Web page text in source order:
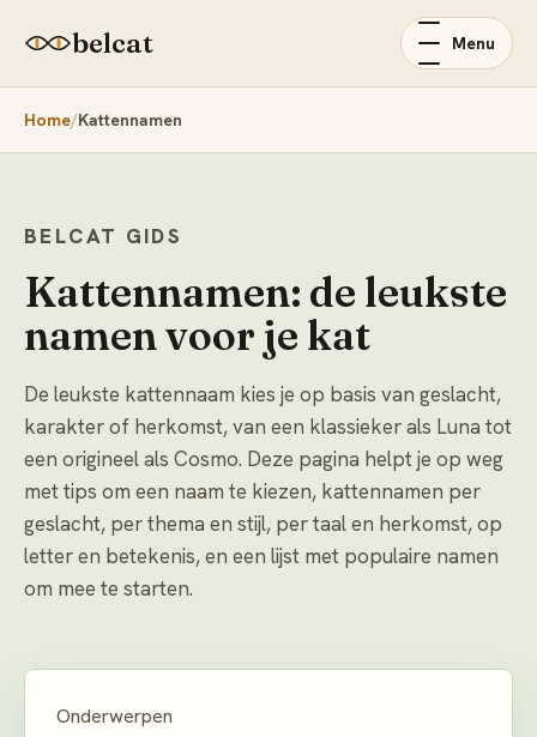
belcat Menu
Home Kattennamen
BELCAT GIDS
Kattennamen: de leukste
namen voor je kat
De leukste kattennaam kies je op basis van geslacht,
karakter of herkomst, van een klassieker als Luna tot
een origineel als Cosmo. Deze pagina helpt je op weg
met tips om een naam te kiezen, kattennamen per
geslacht, per thema en stijl, per taal en herkomst, op
letter en betekenis, en een lijst met populaire namen
om mee te starten.
Onderwerpen